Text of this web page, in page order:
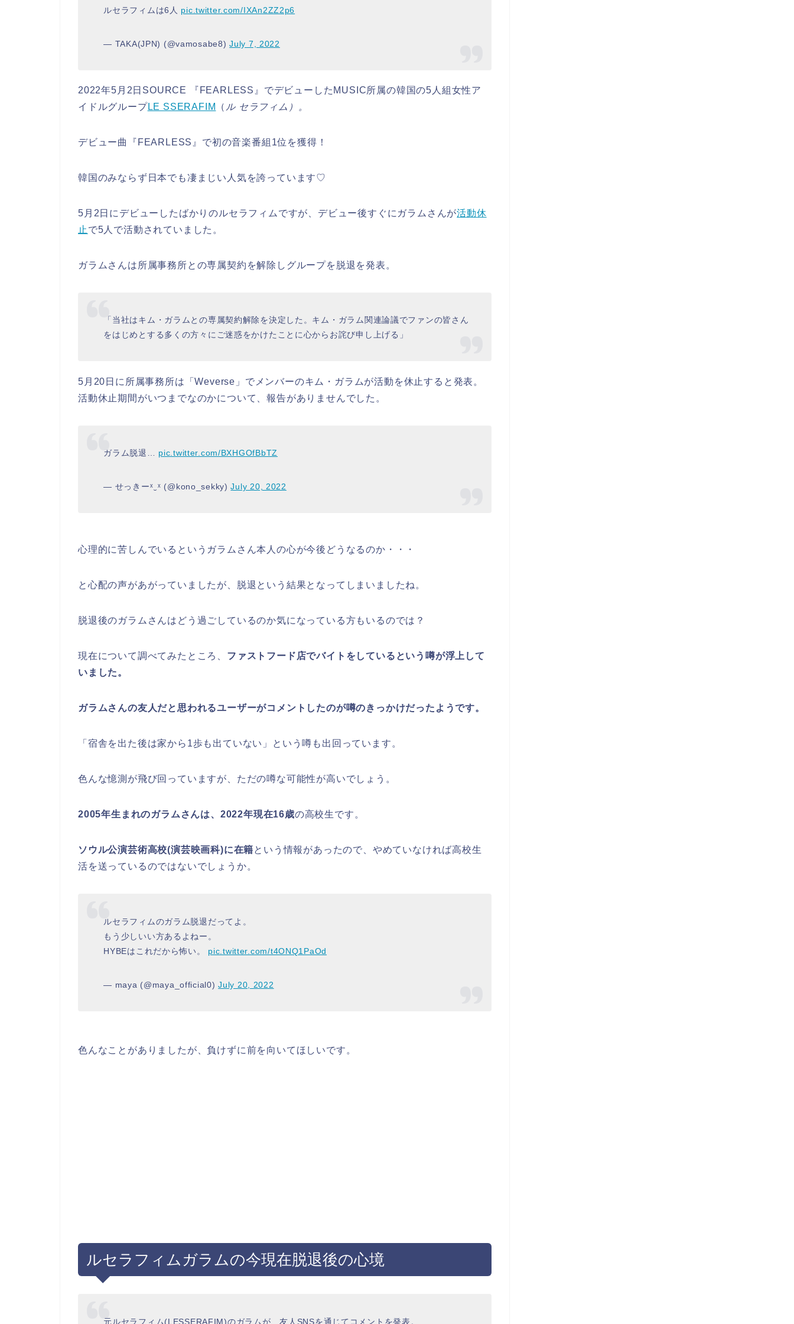
ルセラフィムは6人 pic.twitter.com/IXAn2ZZ2p6
— TAKA(JPN) (@vamosabe8)July 7, 2022
2022年5月2日SOURCE 『FEARLESS』でデビューしたMUSIC所属の韓国の5人組女性ア
イドルグループLE SSERAFIM （ ル セラフィム）。
デビュー曲『FEARLESS』で初の音楽番組1位を獲得！
韓国のみならず日本でも凄まじい人気を誇っています♡
5月2日にデビューしたばかりのルセラフィムですが、デビュー後すぐにガラムさんが活動休
止 で5人で活動されていました。
ガラムさんは所属事務所との専属契約を解除しグループを脱退を発表。
「当社はキム・ガラムとの専属契約解除を決定した。キム・ガラム関連論議でファンの皆さん
をはじめとする多くの方々にご迷惑をかけたことに心からお詫び申し上げる」
5月20日に所属事務所は「Weverse」でメンバーのキム・ガラムが活動を休止すると発表。
活動休止期間がいつまでなのかについて、報告がありませんでした。
ガラム脱退… pic.twitter.com/BXHGOfBbTZ
— せっきーˣ‿ˣ (@kono_sekky)July 20, 2022
心理的に苦しんでいるというガラムさん本人の心が今後どうなるのか・・・
と心配の声があがっていましたが、脱退という結果となってしまいましたね。
脱退後のガラムさんはどう過ごしているのか気になっている方もいるのでは？
現在について調べてみたところ、 ファストフード店でバイトをしているという噂が浮上して
いました。
ガラムさんの友人だと思われるユーザーがコメントしたのが噂のきっかけだったようです。
「宿舎を出た後は家から1歩も出ていない」という噂も出回っています。
色んな憶測が飛び回っていますが、ただの噂な可能性が高いでしょう。
2005年生まれのガラムさんは、2022年現在16歳の高校生です。
ソウル公演芸術高校(演芸映画科)に在籍という情報があったので、やめていなければ高校生
活を送っているのではないでしょうか。
ルセラフィムのガラム脱退だってよ。
もう少しいい方あるよねー。
HYBEはこれだから怖い。 pic.twitter.com/t4ONQ1PaOd
— maya (@maya_official0)July 20, 2022
色んなことがありましたが、負けずに前を向いてほしいです。
ルセラフィムガラムの今現在脱退後の心境
元ルセラフィム(LESSERAFIM)のガラムが、友人SNSを通じてコメントを発表。